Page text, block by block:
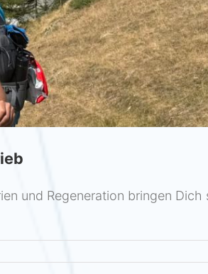
und Regeneration bringen Dich